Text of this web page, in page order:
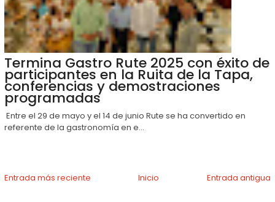
Termina Gastro Rute 2025 con éxito de
participantes en la Ruita de la Tapa,
conferencias y demostraciones
programadas
Entre el 29 de mayo y el 14 de junio Rute se ha convertido en
referente de la gastronomía en e...
Entrada más reciente Entrada antigua
Inicio